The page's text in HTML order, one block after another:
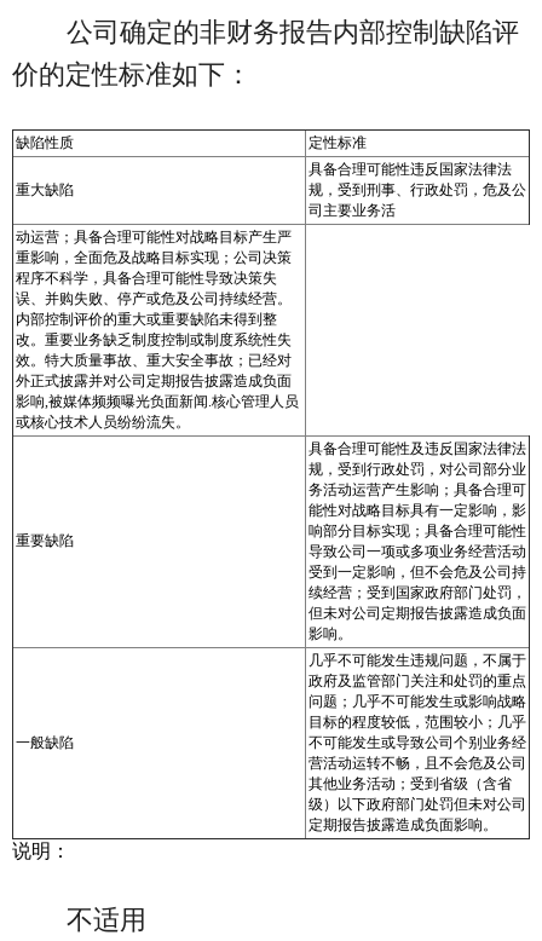
公司确定的非财务报告内部控制缺陷评
价的定性标准如下：
缺陷性质 定性标准
重大缺陷
具备合理可能性违反国家法律法
规，受到刑事、行政处罚，危及公
司主要业务活
动运营；具备合理可能性对战略目标产生严
重影响，全面危及战略目标实现；公司决策
程序不科学，具备合理可能性导致决策失
误、并购失败、停产或危及公司持续经营。
内部控制评价的重大或重要缺陷未得到整
改。重要业务缺乏制度控制或制度系统性失
效。特大质量事故、重大安全事故；已经对
外正式披露并对公司定期报告披露造成负面
影响,被媒体频频曝光负面新闻.核心管理人员
或核心技术人员纷纷流失。
重要缺陷
具备合理可能性及违反国家法律法
规，受到行政处罚，对公司部分业
务活动运营产生影响；具备合理可
能性对战略目标具有一定影响，影
响部分目标实现；具备合理可能性
导致公司一项或多项业务经营活动
受到一定影响，但不会危及公司持
续经营；受到国家政府部门处罚，
但未对公司定期报告披露造成负面
影响。
一般缺陷
几乎不可能发生违规问题，不属于
政府及监管部门关注和处罚的重点
问题；几乎不可能发生或影响战略
目标的程度较低，范围较小；几乎
不可能发生或导致公司个别业务经
营活动运转不畅，且不会危及公司
其他业务活动；受到省级（含省
级）以下政府部门处罚但未对公司
定期报告披露造成负面影响。
说明：
不适用